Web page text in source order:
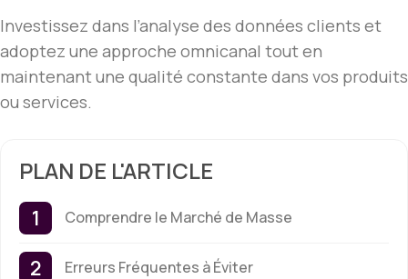
Investissez dans l’analyse des données clients et
adoptez une approche omnicanal tout en
maintenant une qualité constante dans vos produits
ou services.
PLAN DE L'ARTICLE
Comprendre le Marché de Masse
Erreurs Fréquentes à Éviter